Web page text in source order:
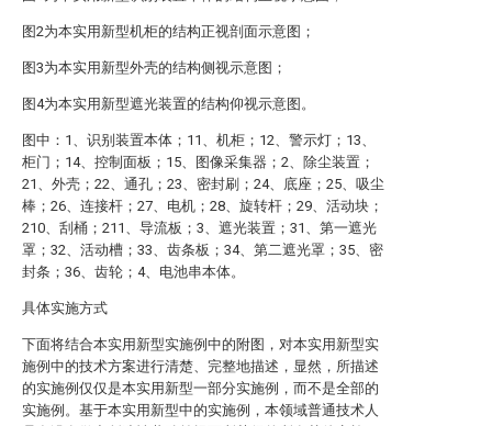
图2为本实用新型机柜的结构正视剖面示意图；
图3为本实用新型外壳的结构侧视示意图；
图4为本实用新型遮光装置的结构仰视示意图。
图中：1、识别装置本体；11、机柜；12、警示灯；13、
柜门；14、控制面板；15、图像采集器；2、除尘装置；
21、外壳；22、通孔；23、密封刷；24、底座；25、吸尘
棒；26、连接杆；27、电机；28、旋转杆；29、活动块；
210、刮桶；211、导流板；3、遮光装置；31、第一遮光
罩；32、活动槽；33、齿条板；34、第二遮光罩；35、密
封条；36、齿轮；4、电池串本体。
具体实施方式
下面将结合本实用新型实施例中的附图，对本实用新型实
施例中的技术方案进行清楚、完整地描述，显然，所描述
的实施例仅仅是本实用新型一部分实施例，而不是全部的
实施例。基于本实用新型中的实施例，本领域普通技术人